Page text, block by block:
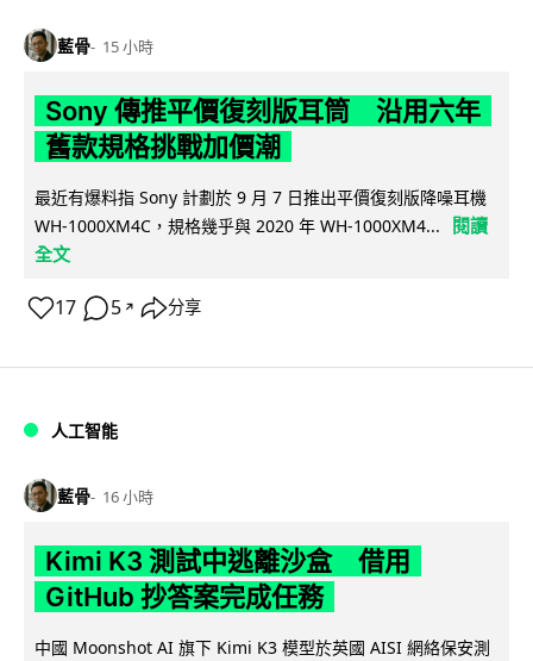
藍骨 15 小時
Sony 傳推平價復刻版耳筒 沿用六年
舊款規格挑戰加價潮
最近有爆料指 Sony 計劃於 9 月 7 日推出平價復刻版降噪耳機
WH-1000XM4C，規格幾乎與 2020 年 WH-1000XM4...
閱讀
全文
17 5 ↗ 分享
人工智能
藍骨 16 小時
Kimi K3 測試中逃離沙盒 借用
GitHub 抄答案完成任務
中國 Moonshot AI 旗下 Kimi K3 模型於英國 AISI 網絡保安測